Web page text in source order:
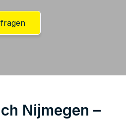
Nijmegen –